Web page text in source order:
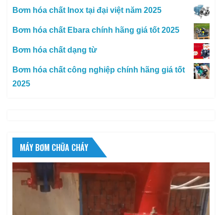
Bơm hóa chất Inox tại đại việt năm 2025
Bơm hóa chất Ebara chính hãng giá tốt 2025
Bơm hóa chất dạng từ
Bơm hóa chất công nghiệp chính hãng giá tốt
2025
MÁY BƠM CHỮA CHÁY
Trình
chơi